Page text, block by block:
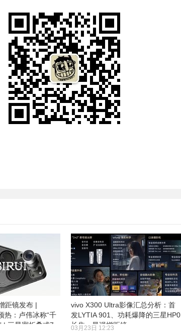
距镜发布 |
热：卢伟冰称“千
| 三星宽折叠或7
vivo X300 Ultra影像汇总分析：首
发LYTIA 901、功耗爆降的三星HP0
长焦、最强增距镜
03月23日 12:23